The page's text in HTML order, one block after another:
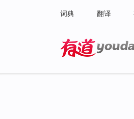
词典 翻译